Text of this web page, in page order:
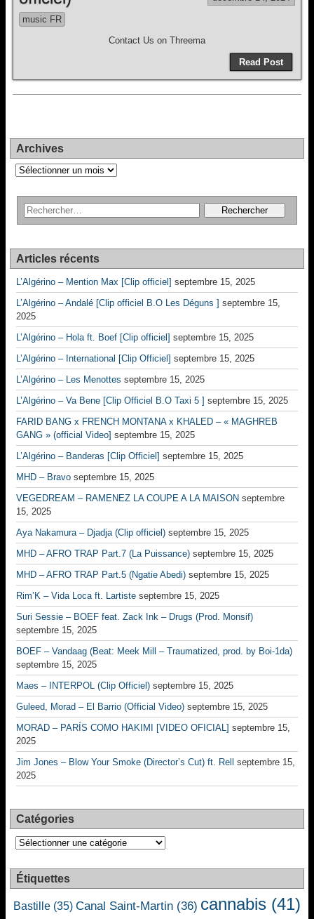
music FR
Contact Us on Threema
Read Post
Archives
Archives
Articles récents
L’Algérino – Mention Max [Clip officiel] septembre 15, 2025
L’Algérino – Andalé [Clip officiel B.O Les Déguns ] septembre 15,
2025
L’Algérino – Hola ft. Boef [Clip officiel] septembre 15, 2025
L’Algérino – International [Clip Officiel] septembre 15, 2025
L’Algérino – Les Menottes septembre 15, 2025
L’Algérino – Va Bene [Clip Officiel B.O Taxi 5 ] septembre 15, 2025
FARID BANG x FRENCH MONTANA x KHALED – « MAGHREB
GANG » (official Video] septembre 15, 2025
L’Algérino – Banderas [Clip Officiel] septembre 15, 2025
MHD – Bravo septembre 15, 2025
VEGEDREAM – RAMENEZ LA COUPE A LA MAISON septembre
15, 2025
Aya Nakamura – Djadja (Clip officiel) septembre 15, 2025
MHD – AFRO TRAP Part.7 (La Puissance) septembre 15, 2025
MHD – AFRO TRAP Part.5 (Ngatie Abedi) septembre 15, 2025
Rim’K – Vida Loca ft. Lartiste septembre 15, 2025
Suri Sessie – BOEF feat. Zack Ink – Drugs (Prod. Monsif)
septembre 15, 2025
BOEF – Vandaag (Beat: Meek Mill – Traumatized, prod. by Boi-1da)
septembre 15, 2025
Maes – INTERPOL (Clip Officiel) septembre 15, 2025
Guleed, Morad – El Barrio (Official Video) septembre 15, 2025
MORAD – PARÍS COMO HAKIMI [VIDEO OFICIAL] septembre 15,
2025
Jim Jones – Blow Your Smoke (Director’s Cut) ft. Rell
septembre 15,
2025
Catégories
Catégories
Étiquettes
Bastille (35) Canal Saint-Martin (36) cannabis (41)